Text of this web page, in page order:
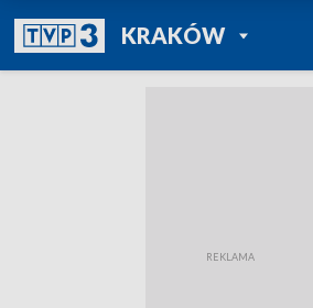
KRAKÓWPOWRÓT DO
TVP REGIONY